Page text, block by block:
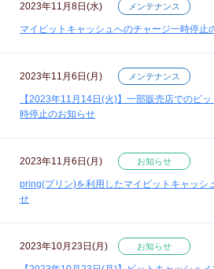
2023年11月8日(水) メンテナンス
マイビットキャッシュへのチャージ一時停止
2023年11月6日(月) メンテナンス
【2023年11月14日(火)】一部販売店でのビ
時停止のお知らせ
2023年11月6日(月) お知らせ
pring(プリン)を利用したマイビットキャッシ
せ
2023年10月23日(月) お知らせ